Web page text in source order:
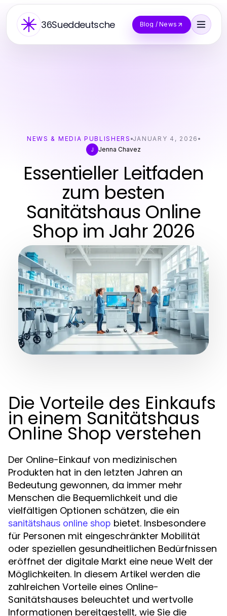
36Sueddeutsche Blog / News
NEWS & MEDIA PUBLISHERS JANUARY 4, 2026
J
Jenna Chavez
Essentieller Leitfaden
zum besten
Sanitätshaus Online
Shop im Jahr 2026
Die Vorteile des Einkaufs
in einem Sanitätshaus
Online Shop verstehen
Der Online-Einkauf von medizinischen
Produkten hat in den letzten Jahren an
Bedeutung gewonnen, da immer mehr
Menschen die Bequemlichkeit und die
vielfältigen Optionen schätzen, die ein
sanitätshaus online shop bietet. Insbesondere
für Personen mit eingeschränkter Mobilität
oder speziellen gesundheitlichen Bedürfnissen
eröffnet der digitale Markt eine neue Welt der
Möglichkeiten. In diesem Artikel werden die
zahlreichen Vorteile eines Online-
Sanitätshauses beleuchtet und wertvolle
Informationen bereitgestellt, wie Sie die